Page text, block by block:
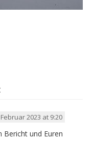
2023 at 9:20
Bericht und Euren